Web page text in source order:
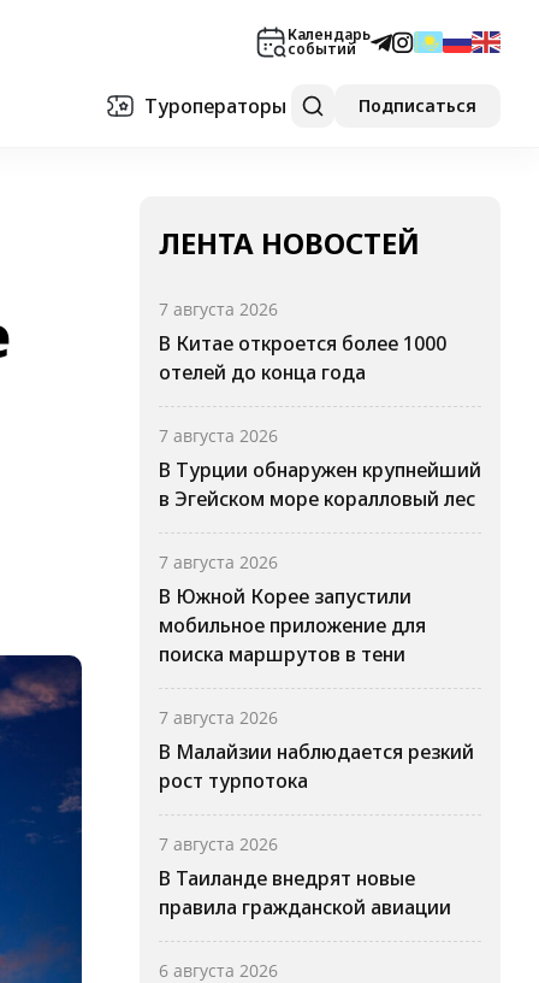
Календарь
событий
Туроператоры Подписаться
ЛЕНТА НОВОСТЕЙ
7 августа 2026
В Китае откроется более 1000
отелей до конца года
7 августа 2026
В Турции обнаружен крупнейший
в Эгейском море коралловый лес
7 августа 2026
В Южной Корее запустили
мобильное приложение для
поиска маршрутов в тени
7 августа 2026
В Малайзии наблюдается резкий
рост турпотока
7 августа 2026
В Таиланде внедрят новые
правила гражданской авиации
6 августа 2026